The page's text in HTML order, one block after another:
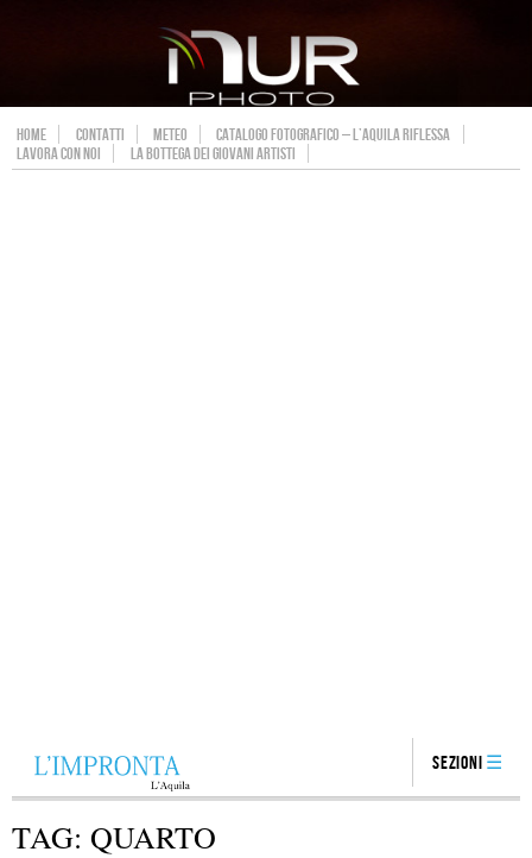
HOME CONTATTI METEO
CATALOGO FOTOGRAFICO – L’AQUILA RIFLESSA
LAVORA CON NOI
LA BOTTEGA DEI GIOVANI ARTISTI
Sezioni
TAG: QUARTO